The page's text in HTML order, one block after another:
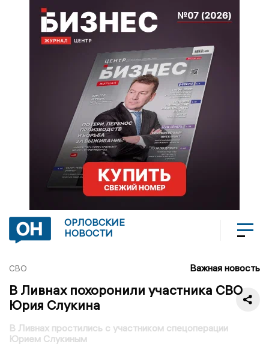
ОРЛОВСКИЕ
НОВОСТИ
СВО Важная новость
В Ливнах похоронили участника СВО
Юрия Слукина
В Ливнах простились с участником спецоперации
Юрием Слукиным